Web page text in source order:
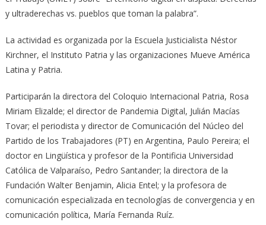
y ultraderechas vs. pueblos que toman la palabra”.
La actividad es organizada por la Escuela Justicialista Néstor
Kirchner, el Instituto Patria y las organizaciones Mueve América
Latina y Patria.
Participarán la directora del Coloquio Internacional Patria, Rosa
Miriam Elizalde; el director de Pandemia Digital, Julián Macías
Tovar; el periodista y director de Comunicación del Núcleo del
Partido de los Trabajadores (PT) en Argentina, Paulo Pereira; el
doctor en Lingüística y profesor de la Pontificia Universidad
Católica de Valparaíso, Pedro Santander; la directora de la
Fundación Walter Benjamin, Alicia Entel; y la profesora de
comunicación especializada en tecnologías de convergencia y en
comunicación política, María Fernanda Ruíz.